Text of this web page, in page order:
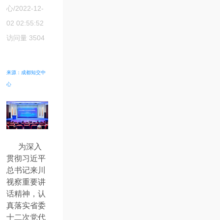
心/2022-12-
02 02:55:52
访问量 3504
来源：成都知交中
心
为深入
贯彻习近平
总书记来川
视察重要讲
话精神，认
真落实省委
十二次党代